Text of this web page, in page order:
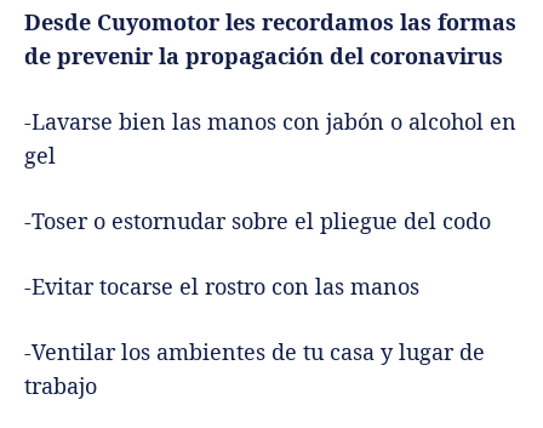
Desde Cuyomotor les recordamos las formas
de prevenir la propagación del coronavirus
-Lavarse bien las manos con jabón o alcohol en
gel
-Toser o estornudar sobre el pliegue del codo
-Evitar tocarse el rostro con las manos
-Ventilar los ambientes de tu casa y lugar de
trabajo